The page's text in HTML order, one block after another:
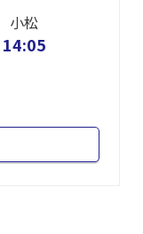
小松
14:05